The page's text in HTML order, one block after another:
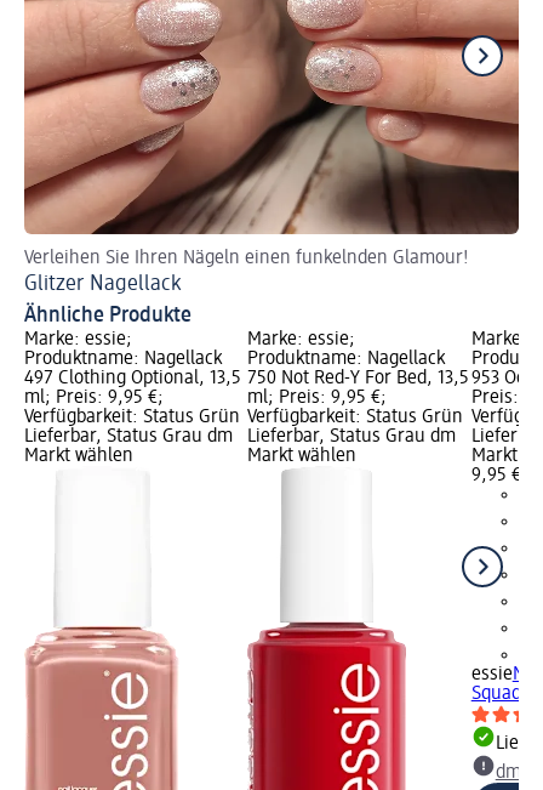
Verleihen Sie Ihren Nägeln einen funkelnden Glamour!
Glitzer Nagellack
Ähnliche Produkte
Marke: essie;
Produktname: Nagellack
497 Clothing Optional, 13,5
ml; Preis: 9,95 €;
Verfügbarkeit: Status Grün
Lieferbar, Status Grau dm
Markt wählen
Marke: essie;
Produktname: Nagellack
750 Not Red-Y For Bed, 13,5
ml; Preis: 9,95 €;
Verfügbarkeit: Status Grün
Lieferbar, Status Grau dm
Markt wählen
Marke:
953 Odd
Preis:
Markt
9,95 €
essie
Squad,
dm